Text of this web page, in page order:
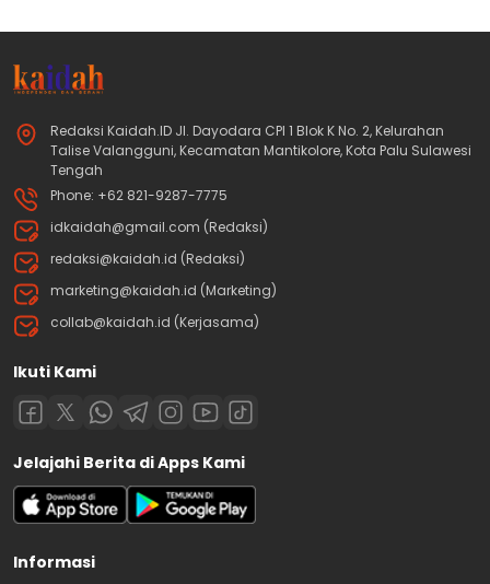
Redaksi Kaidah.ID Jl. Dayodara CPI 1 Blok K No. 2, Kelurahan
Talise Valangguni, Kecamatan Mantikolore, Kota Palu Sulawesi
Tengah
Phone: +62 821-9287-7775
idkaidah@gmail.com (Redaksi)
redaksi@kaidah.id (Redaksi)
marketing@kaidah.id (Marketing)
collab@kaidah.id (Kerjasama)
Ikuti Kami
Jelajahi Berita di Apps Kami
Informasi